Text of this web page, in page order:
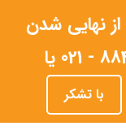
نهایی شدن
خرید حتما با شماره 88490493 - 021 یا
با تشکر